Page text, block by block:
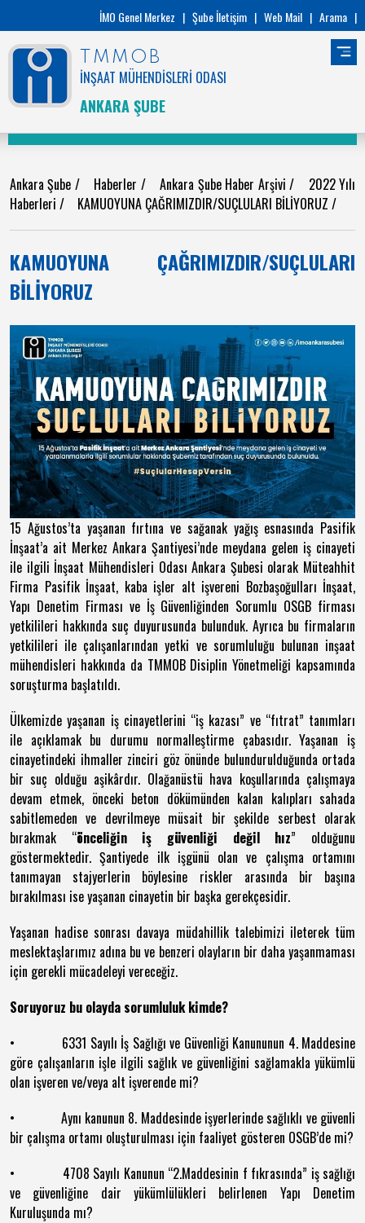
İMO Genel Merkez | Şube İletişim | Web Mail | Arama |
TMMOB
İNŞAAT MÜHENDİSLERİ ODASI
ANKARA ŞUBE
Ankara Şube / Haberler /Ankara Şube Haber Arşivi/ 2022 Yılı
Haberleri / KAMUOYUNA ÇAĞRIMIZDIR/SUÇLULARI BİLİYORUZ /
KAMUOYUNA ÇAĞRIMIZDIR/SUÇLULARI
BİLİYORUZ
15 Ağustos’ta yaşanan fırtına ve sağanak yağış esnasında Pasifik
İnşaat’a ait Merkez Ankara Şantiyesi’nde meydana gelen iş cinayeti
ile ilgili İnşaat Mühendisleri Odası Ankara Şubesi olarak Müteahhit
Firma Pasifik İnşaat, kaba işler alt işvereni Bozbaşoğulları İnşaat,
Yapı Denetim Firması ve İş Güvenliğinden Sorumlu OSGB firması
yetkilileri hakkında suç duyurusunda bulunduk. Ayrıca bu firmaların
yetkilileri ile çalışanlarından yetki ve sorumluluğu bulunan inşaat
mühendisleri hakkında da TMMOB Disiplin Yönetmeliği kapsamında
soruşturma başlatıldı.
Ülkemizde yaşanan iş cinayetlerini “iş kazası” ve “fıtrat” tanımları
ile açıklamak bu durumu normalleştirme çabasıdır. Yaşanan iş
cinayetindeki ihmaller zinciri göz önünde bulundurulduğunda ortada
bir suç olduğu aşikârdır. Olağanüstü hava koşullarında çalışmaya
devam etmek, önceki beton dökümünden kalan kalıpları sahada
sabitlemeden ve devrilmeye müsait bir şekilde serbest olarak
bırakmak “önceliğin iş güvenliği değil hız” olduğunu
göstermektedir. Şantiyede ilk işgünü olan ve çalışma ortamını
tanımayan stajyerlerin böylesine riskler arasında bir başına
bırakılması ise yaşanan cinayetin bir başka gerekçesidir.
Yaşanan hadise sonrası davaya müdahillik talebimizi ileterek tüm
meslektaşlarımız adına bu ve benzeri olayların bir daha yaşanmaması
için gerekli mücadeleyi vereceğiz.
Soruyoruz bu olayda sorumluluk kimde?
• 6331 Sayılı İş Sağlığı ve Güvenliği Kanununun 4. Maddesine
göre çalışanların işle ilgili sağlık ve güvenliğini sağlamakla yükümlü
olan işveren ve/veya alt işverende mi?
• Aynı kanunun 8. Maddesinde işyerlerinde sağlıklı ve güvenli
bir çalışma ortamı oluşturulması için faaliyet gösteren OSGB’de mi?
• 4708 Sayılı Kanunun “2.Maddesinin f fıkrasında” iş sağlığı
ve güvenliğine dair yükümlülükleri belirlenen Yapı Denetim
Kuruluşunda mı?